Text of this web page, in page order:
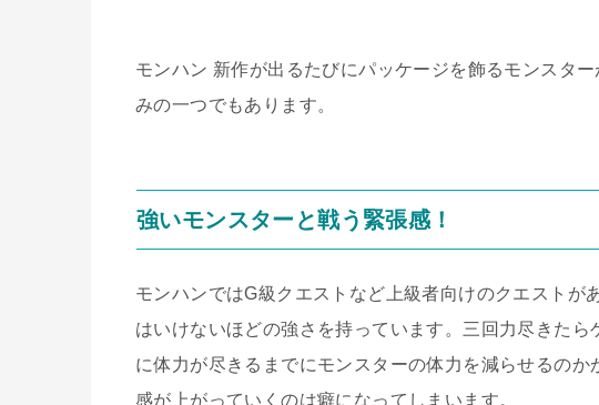
モンハン 新作が出るたびにパッケージを飾るモンスタ
みの一つでもあります。
強いモンスターと戦う緊張感！
モンハンではG級クエストなど上級者向けのクエストが
はいけないほどの強さを持っています。三回力尽きた
に体力が尽きるまでにモンスターの体力を減らせるの
感が上がっていくのは癖になってしまいます。